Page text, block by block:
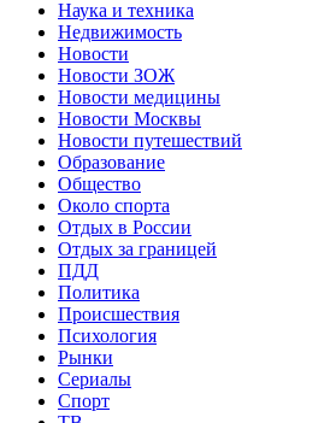
Наука и техника
Недвижимость
Новости
Новости ЗОЖ
Новости медицины
Новости Москвы
Новости путешествий
Образование
Общество
Около спорта
Отдых в России
Отдых за границей
ПДД
Политика
Происшествия
Психология
Рынки
Сериалы
Спорт